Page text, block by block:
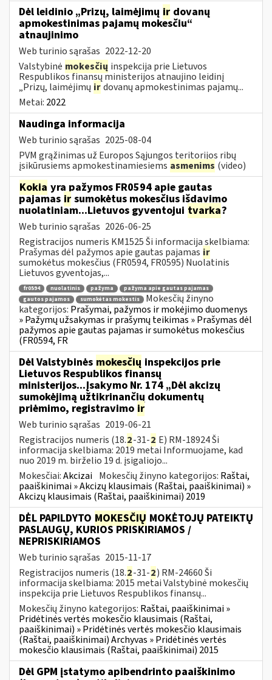
Dėl leidinio „Prizų, laimėjimų ir dovanų
apmokestinimas pajamų mokesčiu“
atnaujinimo
Web turinio sąrašas 2022-12-20
Valstybinė mokesčių inspekcija prie Lietuvos
Respublikos finansų ministerijos atnaujino leidinį
„Prizų, laimėjimų irdovanų apmokestinimas pajamų...
Metai: 2022
Naudinga informacija
Web turinio sąrašas 2025-08-04
PVM grąžinimas už Europos Sąjungos teritorijos ribų
įsikūrusiems apmokestinamiesiems asmenims (video)
Kokia yra pažymos FR0594 apie gautas
pajamas ir sumokėtus mokesčius išdavimo
nuolatiniam...Lietuvos gyventojui tvarka?
Web turinio sąrašas 2026-06-25
Registracijos numeris KM1525 Ši informacija skelbiama:
Prašymas dėl pažymos apie gautas pajamas ir
sumokėtus mokesčius (FR0594, FR0595) Nuolatinis
Lietuvos gyventojas,...
fr0594 nuolatinis pažyma
pažyma apie gautas pajamas
gautos pajamos
sumokėtas mokestis
Mokesčių žinyno
kategorijos: Prašymai, pažymos ir mokėjimo duomenys
» Pažymų užsakymas ir prašymų teikimas » Prašymas dėl
pažymos apie gautas pajamas ir sumokėtus mokesčius
(FR0594, FR
Dėl Valstybinės mokesčių inspekcijos prie
Lietuvos Respublikos finansų
ministerijos...Įsakymo Nr. 174 „Dėl akcizų
sumokėjimą užtikrinančių dokumentų
priėmimo, registravimo ir
Web turinio sąrašas 2019-06-21
Registracijos numeris (18.2-31-2 E) RM-18924 Ši
informacija skelbiama: 2019 metai Informuojame, kad
nuo 2019 m. birželio 19 d. įsigaliojo...
Mokesčiai:Akcizai Mokesčių žinyno kategorijos: Raštai,
paaiškinimai » Akcizų klausimais (Raštai, paaiškinimai) »
Akcizų klausimais (Raštai, paaiškinimai) 2019
DĖL PAPILDYTO MOKESČIŲ MOKĖTOJŲ PATEIKTŲ
PASLAUGŲ, KURIOS PRISKIRIAMOS /
NEPRISKIRIAMOS
Web turinio sąrašas 2015-11-17
Registracijos numeris (18.2-31-2) RM-24660 Ši
informacija skelbiama: 2015 metai Valstybinė mokesčių
inspekcija prie Lietuvos Respublikos finansų...
Mokesčių žinyno kategorijos: Raštai, paaiškinimai »
Pridėtinės vertės mokesčio klausimais (Raštai,
paaiškinimai) » Pridėtinės vertės mokesčio klausimais
(Raštai, paaiškinimai) Archyvas » Pridėtinės vertės
mokesčio klausimais (Raštai, paaiškinimai) 2015
Dėl GPM įstatymo apibendrinto paaiškinimo